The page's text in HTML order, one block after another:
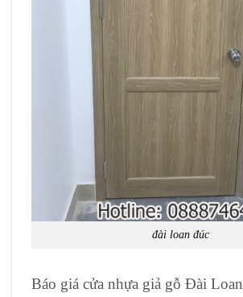
đài loan đúc
Báo giá cửa nhựa giả gỗ Đài Loan